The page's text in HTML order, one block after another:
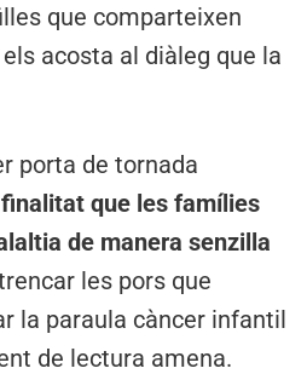
que comparteixen
acosta al diàleg que la
porta de tornada
que les famílies
de manera senzilla
les pors que
la paraula càncer infantil
de lectura amena.